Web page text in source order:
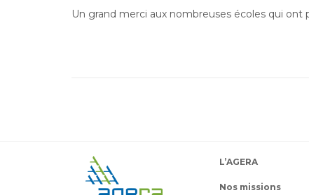
Un grand merci aux nombreuses écoles qui ont
L’AGERA
Nos missions